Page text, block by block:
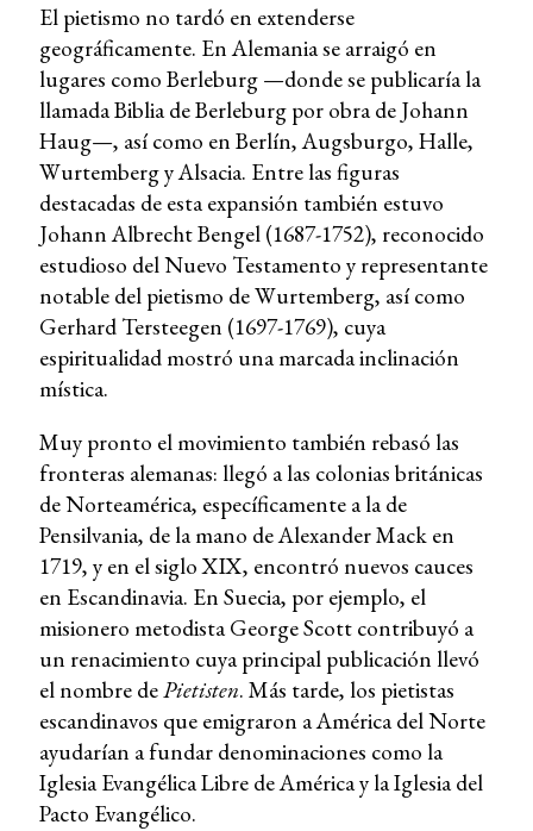
El pietismo no tardó en extenderse
geográficamente. En Alemania se arraigó en
lugares como Berleburg —donde se publicaría la
llamada Biblia de Berleburg por obra de Johann
Haug—, así como en Berlín, Augsburgo, Halle,
Wurtemberg y Alsacia. Entre las figuras
destacadas de esta expansión también estuvo
Johann Albrecht Bengel (1687-1752), reconocido
estudioso del Nuevo Testamento y representante
notable del pietismo de Wurtemberg, así como
Gerhard Tersteegen (1697-1769), cuya
espiritualidad mostró una marcada inclinación
mística.
Muy pronto el movimiento también rebasó las
fronteras alemanas: llegó a las colonias británicas
de Norteamérica, específicamente a la de
Pensilvania, de la mano de Alexander Mack en
1719, y en el siglo XIX, encontró nuevos cauces
en Escandinavia. En Suecia, por ejemplo, el
misionero metodista George Scott contribuyó a
un renacimiento cuya principal publicación llevó
el nombre dePietisten. Más tarde, los pietistas
escandinavos que emigraron a América del Norte
ayudarían a fundar denominaciones como la
Iglesia Evangélica Libre de América y la Iglesia del
Pacto Evangélico.